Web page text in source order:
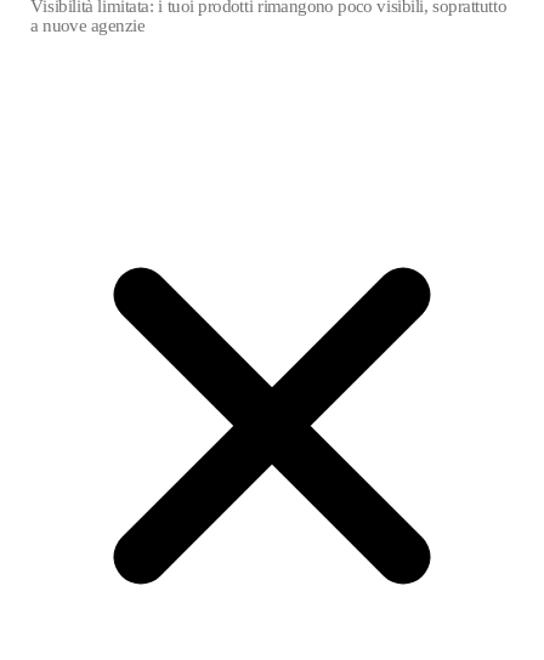
Visibilità limitata: i tuoi prodotti rimangono poco visibili, soprattutto
a nuove agenzie
Cataloghi e vetrine su PDF o file statici non aggiornati